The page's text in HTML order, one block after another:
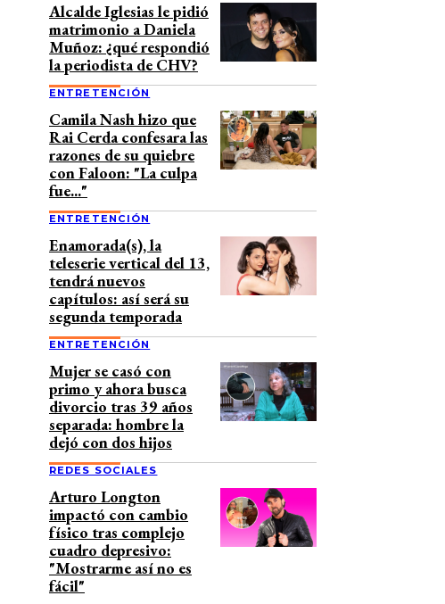
Alcalde Iglesias le pidió
matrimonio a Daniela
Muñoz: ¿qué respondió
la periodista de CHV?
ENTRETENCIÓN
Camila Nash hizo que
Rai Cerda confesara las
razones de su quiebre
con Faloon: "La culpa
fue..."
ENTRETENCIÓN
Enamorada(s), la
teleserie vertical del 13,
tendrá nuevos
capítulos: así será su
segunda temporada
ENTRETENCIÓN
Mujer se casó con
primo y ahora busca
divorcio tras 39 años
separada: hombre la
dejó con dos hijos
REDES SOCIALES
Arturo Longton
impactó con cambio
físico tras complejo
cuadro depresivo:
"Mostrarme así no es
fácil"